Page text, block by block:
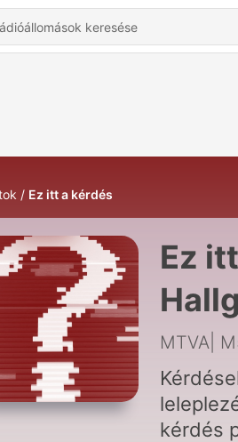
Ez itt a kérdés
Ez
MTVA|
kérdés